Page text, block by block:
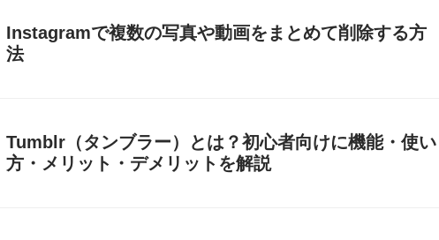
Instagramで複数の写真や動画をまとめて削除する方
法
Tumblr（タンブラー）とは？初心者向けに機能・使い
方・メリット・デメリットを解説